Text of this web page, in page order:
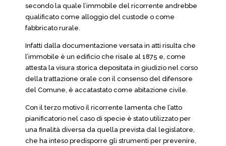
secondo la quale l’immobile del ricorrente andrebbe
qualificato come alloggio del custode o come
fabbricato rurale.
Infatti dalla documentazione versata in atti risulta che
l’immobile è un edificio che risale al 1875 e, come
attesta la visura storica depositata in giudizio nel corso
della trattazione orale con il consenso del difensore
del Comune, è accatastato come abitazione civile.
Con il terzo motivo il ricorrente lamenta che l’atto
pianificatorio nel caso di specie è stato utilizzato per
una finalità diversa da quella prevista dal legislatore,
che ha inteso predisporre gli strumenti per prevenire,